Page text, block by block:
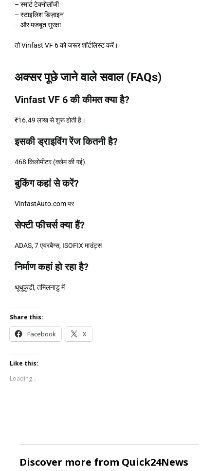
– स्मार्ट टेक्नोलॉजी
– स्टाइलिश डिज़ाइन
– और मजबूत सुरक्षा
तो Vinfast VF 6 को जरूर शॉर्टलिस्ट करें।
अक्सर पूछे जाने वाले सवाल (FAQs)
Vinfast VF 6 की कीमत क्या है?
₹16.49 लाख से शुरू होती है।
इसकी ड्राइविंग रेंज कितनी है?
468 किलोमीटर (क्लेम की गई)
बुकिंग कहां से करें?
VinfastAuto.comपर
सेफ्टी फीचर्स क्या हैं?
ADAS, 7 एयरबैग्स, ISOFIX माउंट्स
निर्माण कहां हो रहा है?
थूथुकुडी, तमिलनाडु में
Share this:
Facebook X
Like this:
Loading...
Discover more from Quick24News